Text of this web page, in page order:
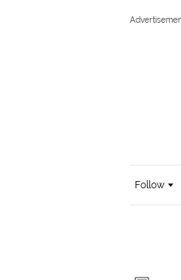
Follow